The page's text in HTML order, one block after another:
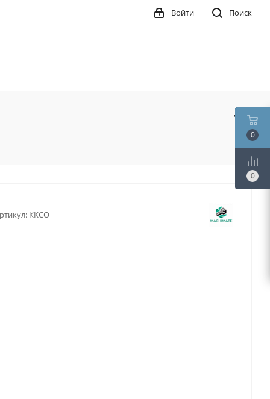
Поиск
Войти
ККСО
0
0